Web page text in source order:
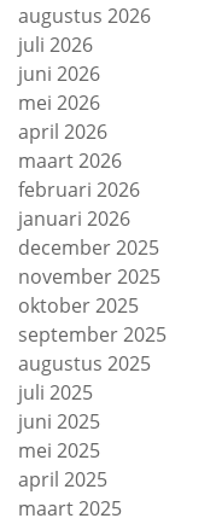
augustus 2026
juli 2026
juni 2026
mei 2026
april 2026
maart 2026
februari 2026
januari 2026
december 2025
november 2025
oktober 2025
september 2025
augustus 2025
juli 2025
juni 2025
mei 2025
april 2025
maart 2025